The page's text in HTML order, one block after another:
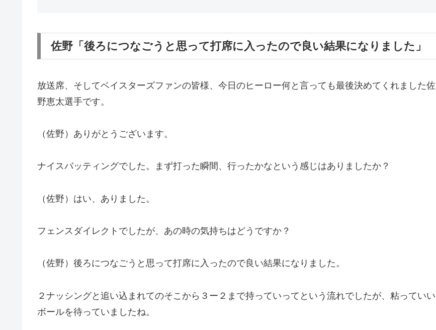
佐野「後ろにつなごうと思って打席に入ったので良い結果になりました」
放送席、そしてベイスターズファンの皆様、今日のヒーロー何と言っても最後決めてくれました佐
野恵太選手です。
（佐野）ありがとうございます。
ナイスバッティングでした。まず打った瞬間、行ったかなという感じはありましたか？
（佐野）はい、ありました。
フェンスダイレクトでしたが、あの時の気持ちはどうですか？
（佐野）後ろにつなごうと思って打席に入ったので良い結果になりました。
２ナッシングと追い込まれてのそこから３ー２まで持っていってという流れでしたが、粘っていい
ボールを待っていましたね。